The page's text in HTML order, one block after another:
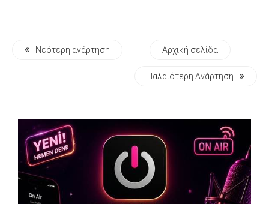
Νεότερη ανάρτηση Αρχική σελίδα
Παλαιότερη Ανάρτηση